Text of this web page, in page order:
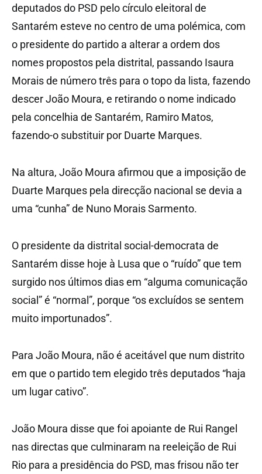
deputados do PSD pelo círculo eleitoral de
Santarém esteve no centro de uma polémica, com
o presidente do partido a alterar a ordem dos
nomes propostos pela distrital, passando Isaura
Morais de número três para o topo da lista, fazendo
descer João Moura, e retirando o nome indicado
pela concelhia de Santarém, Ramiro Matos,
fazendo-o substituir por Duarte Marques.
Na altura, João Moura afirmou que a imposição de
Duarte Marques pela direcção nacional se devia a
uma “cunha” de Nuno Morais Sarmento.
O presidente da distrital social-democrata de
Santarém disse hoje à Lusa que o “ruído” que tem
surgido nos últimos dias em “alguma comunicação
social” é “normal”, porque “os excluídos se sentem
muito importunados”.
Para João Moura, não é aceitável que num distrito
em que o partido tem elegido três deputados “haja
um lugar cativo”.
João Moura disse que foi apoiante de Rui Rangel
nas directas que culminaram na reeleição de Rui
Rio para a presidência do PSD, mas frisou não ter